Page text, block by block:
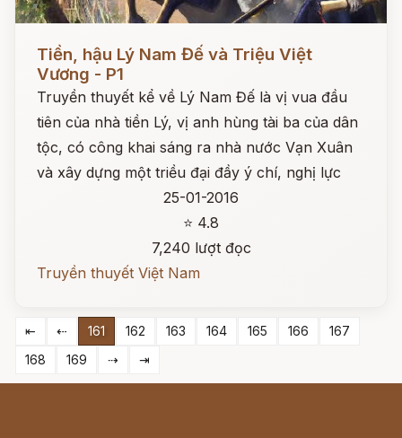
Đọc ngay
Tiền, hậu Lý Nam Đế và Triệu Việt
Vương - P1
Truyền thuyết kể về Lý Nam Đế là vị vua đầu
tiên của nhà tiền Lý, vị anh hùng tài ba của dân
tộc, có công khai sáng ra nhà nước Vạn Xuân
và xây dựng một triều đại đầy ý chí, nghị lực
25-01-2016
⭐ 4.8
7,240 lượt đọc
Truyền thuyết Việt Nam
⇤ ⇠ 161 162 163 164 165 166
167
168
169 ⇢ ⇥